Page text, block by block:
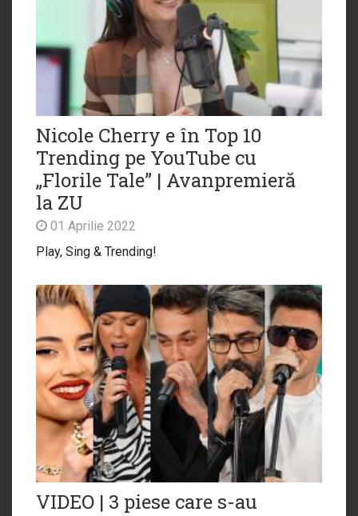
Nicole Cherry e în Top 10
Trending pe YouTube cu
„Florile Tale” | Avanpremieră
la ZU
01 Aprilie 2022
Play, Sing & Trending!
VIDEO | 3 piese care s-au